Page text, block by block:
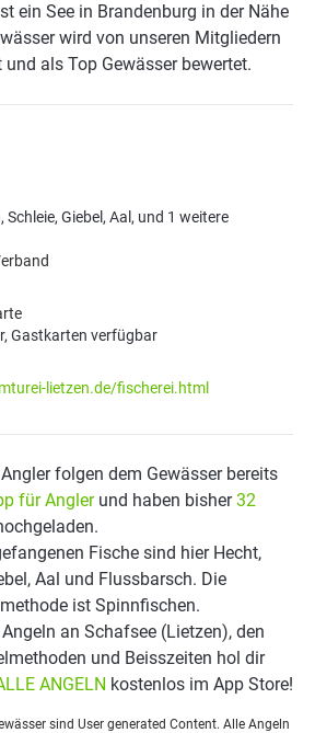
ein See in Brandenburg in der Nähe
wird von unseren Mitgliedern
als Top Gewässer bewertet.
Schleie, Giebel, Aal, und 1 weitere
Gastkarten verfügbar
lietzen.de/fischerei.html
folgen dem Gewässer bereits
für Anglerund haben bisher32
Fische sind hier Hecht,
Aal und Flussbarsch. Die
ist Spinnfischen.
an Schafsee (Lietzen), den
und Beisszeiten hol dir
ANGELN kostenlos im App Store!
sind User generated Content. Alle Angeln